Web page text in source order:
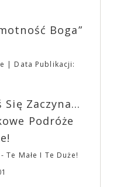
współczesnych
zaskakującej
Hereditary” i
najbardziej
w pełni podzielić
świata, a przede
imprezy wyjść nie
hali nie zabraknie
serwujących
przed halą
Życzymy Wam
na nadchodzącą
Boga”
Data Publikacji:
Się Zaczyna...
Podróże
Małe I Te Duże!